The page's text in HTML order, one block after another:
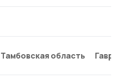
Тамбовская область